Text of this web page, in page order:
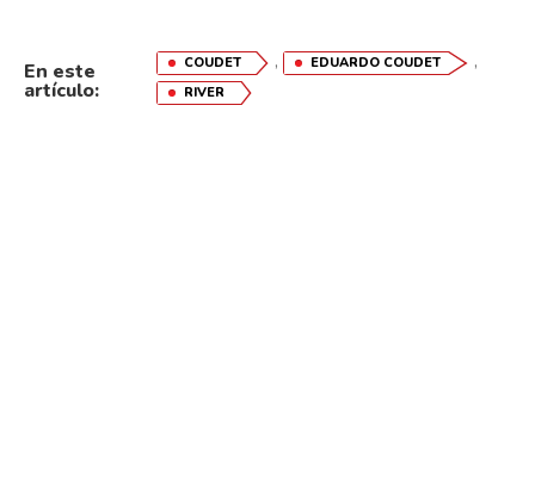
En este
artículo:
COUDET , EDUARDO COUDET ,
RIVER